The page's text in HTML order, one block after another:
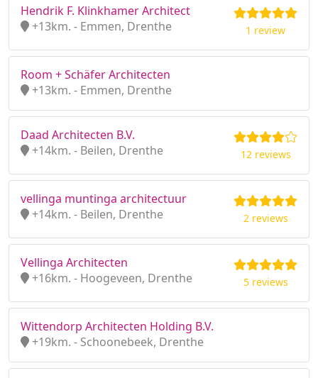
Hendrik F. Klinkhamer Architect
+13km. - Emmen, Drenthe
1 review
Room + Schäfer Architecten
+13km. - Emmen, Drenthe
Daad Architecten B.V.
+14km. - Beilen, Drenthe
12 reviews
vellinga muntinga architectuur
+14km. - Beilen, Drenthe
2 reviews
Vellinga Architecten
+16km. - Hoogeveen, Drenthe
5 reviews
Wittendorp Architecten Holding B.V.
+19km. - Schoonebeek, Drenthe